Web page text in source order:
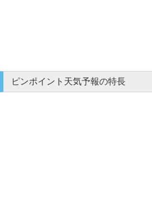
ピンポイント天気予報の特長